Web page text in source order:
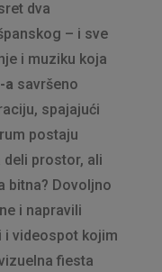
dva
– i sve
i muziku koja
a savršeno
spajajući
postaju
deli prostor, ali
bitna? Dovoljno
i napravili
videospot kojim
fiesta